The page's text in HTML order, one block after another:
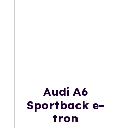
Audi A6
Sportback e-
tron